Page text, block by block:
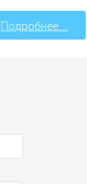
Подробнее...